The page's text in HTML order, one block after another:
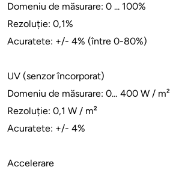
Domeniu de măsurare: 0 ... 100%
Rezoluție: 0,1%
Acuratete: +/- 4% (între 0-80%)
UV (senzor încorporat)
Domeniu de măsurare: 0… 400 W / m²
Rezoluție: 0,1 W / m²
Acuratete: +/- 4%
Accelerare